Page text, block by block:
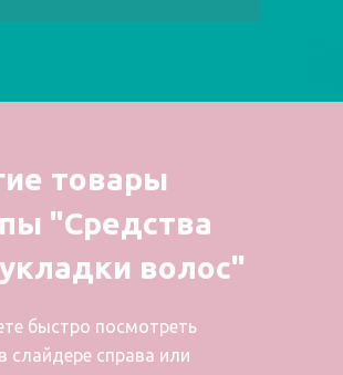
товары
"Средства
волос"
быстро посмотреть
слайдере справа или